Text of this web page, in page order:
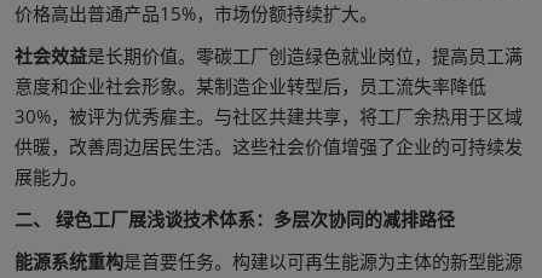
价格高出普通产品15%，市场份额持续扩大。
社会效益是长期价值。零碳工厂创造绿色就业岗位，提高员工满
意度和企业社会形象。某制造企业转型后，员工流失率降低
30%，被评为优秀雇主。与社区共建共享，将工厂余热用于区域
供暖，改善周边居民生活。这些社会价值增强了企业的可持续发
展能力。
二、 绿色工厂展浅谈技术体系：多层次协同的减排路径
能源系统重构是首要任务。构建以可再生能源为主体的新型能源